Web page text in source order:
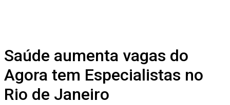
Saúde aumenta vagas do
Agora tem Especialistas no
Rio de Janeiro